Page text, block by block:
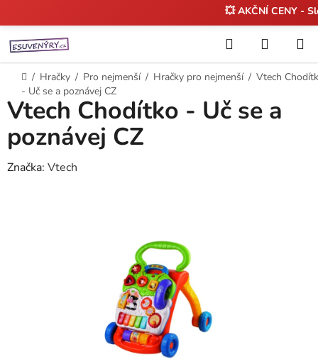
na
obsah
💥 AKČNÍ CENY -
Hledat
KOŠÍK
Domů
/ Hračky / Pro nejmenší / Hračky pro nejmenší / Vtech
- Uč se a poznávej CZ
Vtech Chodítko - Uč se a
poznávej CZ
Značka: Vtech